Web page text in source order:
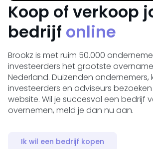
Koop of verkoop
bedrijf online
Brookz is met ruim 50.000
investeerders het grootste
Nederland. Duizenden ondernemers,
investeerders en adviseurs
website. Wil je succesvol een bedrijf
overnemen, meld je dan nu aan.
Ik wil een bedrijf kopen